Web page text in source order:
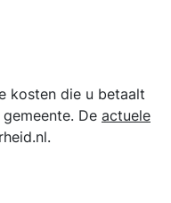
kosten die u betaalt
De actuele